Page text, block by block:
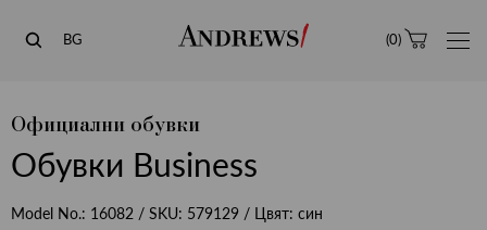
Andrews
BG (0)
Официални обувки
Обувки Business
Model No.: 16082 / SKU: 579129 / Цвят: син